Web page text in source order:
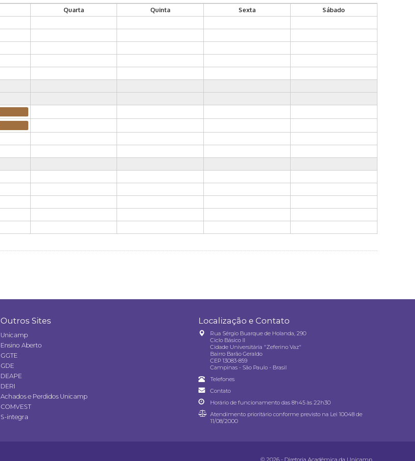
Quarta Quinta Sexta
Sábado
Outros Sites
Unicamp
Ensino Aberto
GGTE
GDE
DEAPE
DERI
Achados e Perdidos Unicamp
COMVEST
S-integra
Localização e Contato
Rua Sérgio Buarque de Holanda, 290
Ciclo Básico II
Cidade Universitária "Zeferino Vaz"
Bairro Barão Geraldo
CEP 13083-859
Campinas - São Paulo - Brasil
Telefones
Contato
Horário de funcionamento das 8h45 às 22h30
Atendimento prioritário conforme previsto na Lei 10048 de
11/08/2000